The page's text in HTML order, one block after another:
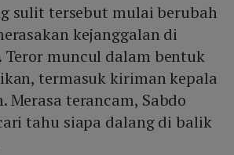
sulit tersebut mulai berubah
kejanggalan di
Teror muncul dalam bentuk
termasuk kiriman kepala
Merasa terancam, Sabdo
tahu siapa dalang di balik